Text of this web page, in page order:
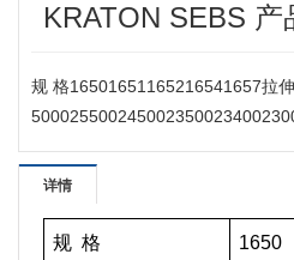
KRATON SEBS 产
规 格16501651165216541657拉伸
详情
规 格 1650